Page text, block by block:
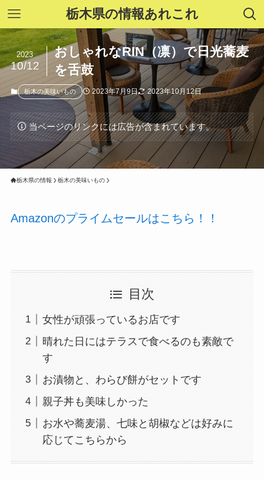
栃木県の情報あれこれ
おしゃれなRIN（凛）で日光蕎麦
を舌鼓
2023
10/12
栃木の美味いもの 2023年7月9日 2023年10月12日
当ページのリンクには広告が含まれています。
栃木県の情報 栃木の美味いもの
Amazonのプライムセールはこちら！！
目次
女性が頑張っているお店です
晴れた日にはテラスで食べるのも素敵で
す
お漬物と、わらび餅がセットです
親子丼も美味しかった
お水や蕎麦湯、七味と胡椒などは好みに
応じてこちらから